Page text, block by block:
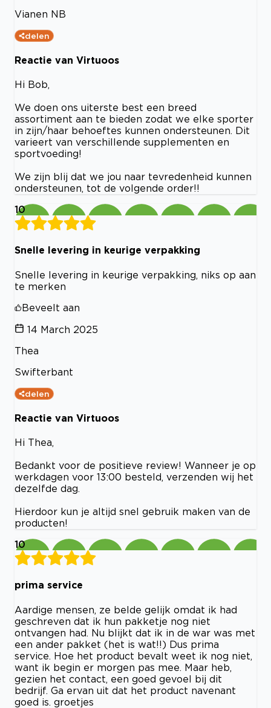
Vianen NB
delen
Reactie van Virtuoos
Hi Bob,
We doen ons uiterste best een breed
assortiment aan te bieden zodat we elke sporter
in zijn/haar behoeftes kunnen ondersteunen. Dit
varieert van verschillende supplementen en
sportvoeding!
We zijn blij dat we jou naar tevredenheid kunnen
ondersteunen, tot de volgende order!!
10
Snelle levering in keurige verpakking
Snelle levering in keurige verpakking, niks op aan
te merken
Beveelt aan
14 March 2025
Thea
Swifterbant
delen
Reactie van Virtuoos
Hi Thea,
Bedankt voor de positieve review! Wanneer je op
werkdagen voor 13:00 besteld, verzenden wij het
dezelfde dag.
Hierdoor kun je altijd snel gebruik maken van de
producten!
10
prima service
Aardige mensen, ze belde gelijk omdat ik had
geschreven dat ik hun pakketje nog niet
ontvangen had. Nu blijkt dat ik in de war was met
een ander pakket (het is wat!!) Dus prima
service. Hoe het product bevalt weet ik nog niet,
want ik begin er morgen pas mee. Maar heb,
gezien het contact, een goed gevoel bij dit
bedrijf. Ga ervan uit dat het product navenant
goed is. groetjes